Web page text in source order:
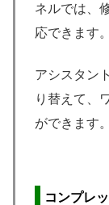
ネルでは、
応できます。
アシスタン
り替えて、
ができます。
コンプレ